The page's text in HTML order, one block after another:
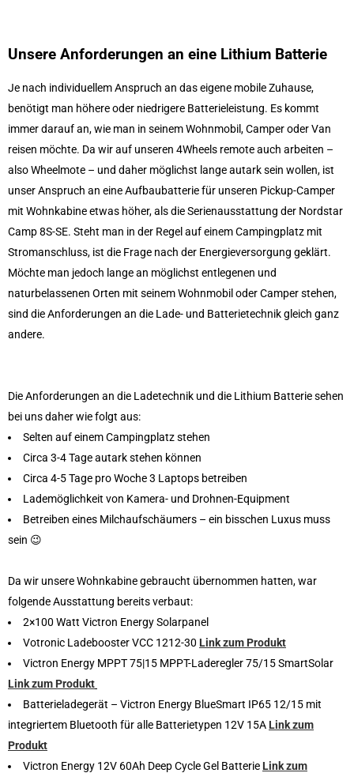
Unsere Anforderungen an eine Lithium Batterie
Je nach individuellem Anspruch an das eigene mobile Zuhause,
benötigt man höhere oder niedrigere Batterieleistung. Es kommt
immer darauf an, wie man in seinem Wohnmobil, Camper oder Van
reisen möchte. Da wir auf unseren 4Wheels remote auch arbeiten –
also Wheelmote – und daher möglichst lange autark sein wollen, ist
unser Anspruch an eine Aufbaubatterie für unseren Pickup-Camper
mit Wohnkabine etwas höher, als die Serienausstattung der Nordstar
Camp 8S-SE. Steht man in der Regel auf einem Campingplatz mit
Stromanschluss, ist die Frage nach der Energieversorgung geklärt.
Möchte man jedoch lange an möglichst entlegenen und
naturbelassenen Orten mit seinem Wohnmobil oder Camper stehen,
sind die Anforderungen an die Lade- und Batterietechnik gleich ganz
andere.
Die Anforderungen an die Ladetechnik und die Lithium Batterie sehen
bei uns daher wie folgt aus:
Selten auf einem Campingplatz stehen
Circa 3-4 Tage autark stehen können
Circa 4-5 Tage pro Woche 3 Laptops betreiben
Lademöglichkeit von Kamera- und Drohnen-Equipment
Betreiben eines Milchaufschäumers – ein bisschen Luxus muss
sein 😉
Da wir unsere Wohnkabine gebraucht übernommen hatten, war
folgende Ausstattung bereits verbaut:
2×100 Watt Victron Energy Solarpanel
Votronic Ladebooster VCC 1212-30 Link zum Produkt
Victron Energy MPPT 75|15 MPPT-Laderegler 75/15 SmartSolar
Link zum Produkt
Batterieladegerät – Victron Energy BlueSmart IP65 12/15 mit
integriertem Bluetooth für alle Batterietypen 12V 15A Link zum
Produkt
Victron Energy 12V 60Ah Deep Cycle Gel Batterie Link zum